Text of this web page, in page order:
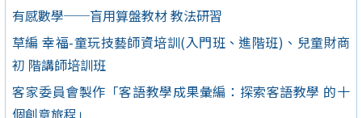
有感數學──盲用算盤教材 教法研習
草編 幸福-童玩技藝師資培訓(入門班、進階班)、兒童財商
初 階講師培訓班
客家委員會製作「客語教學成果彙編：探索客語教學 的十
個創意旅程」